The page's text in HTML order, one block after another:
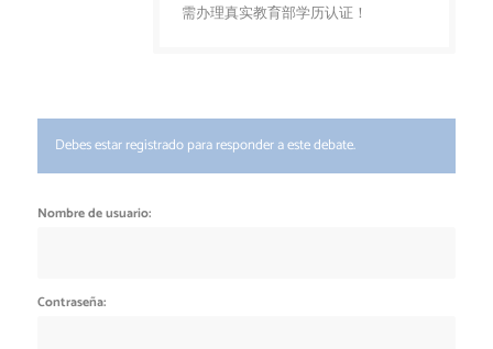
需办理真实教育部学历认证！
Debes estar registrado para responder a este debate.
Nombre de usuario:
Contraseña: